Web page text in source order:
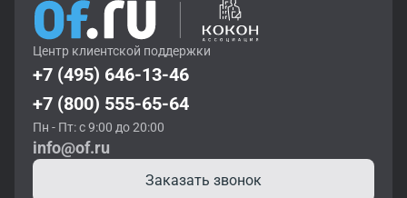
Центр клиентской поддержки
+7 (495) 646-13-46
+7 (800) 555-65-64
Пн - Пт: с 9:00 до 20:00
info@of.ru
Заказать звонок